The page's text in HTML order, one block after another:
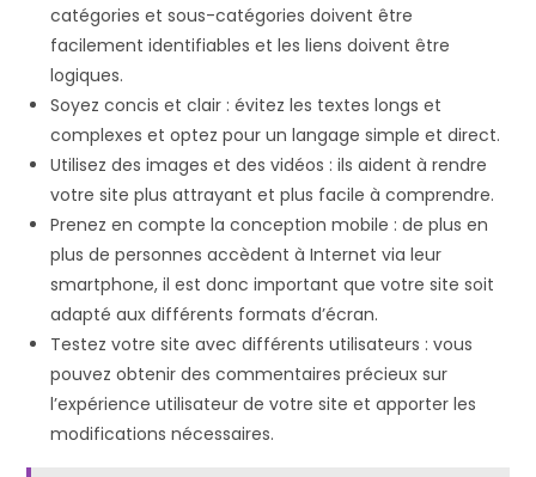
catégories et sous-catégories doivent être
facilement identifiables et les liens doivent être
logiques.
Soyez concis et clair : évitez les textes longs et
complexes et optez pour un langage simple et direct.
Utilisez des images et des vidéos : ils aident à rendre
votre site plus attrayant et plus facile à comprendre.
Prenez en compte la conception mobile : de plus en
plus de personnes accèdent à Internet via leur
smartphone, il est donc important que votre site soit
adapté aux différents formats d’écran.
Testez votre site avec différents utilisateurs : vous
pouvez obtenir des commentaires précieux sur
l’expérience utilisateur de votre site et apporter les
modifications nécessaires.